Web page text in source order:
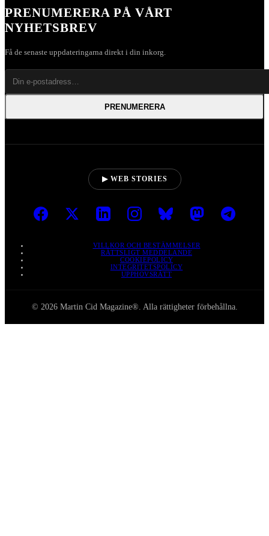
PRENUMERERA PÅ VÅRT
NYHETSBREV
Få de senaste uppdateringarna direkt i din inkorg.
PRENUMERERA
▶ WEB STORIES
VILLKOR OCH BESTÄMMELSER
RÄTTSLIGT MEDDELANDE
COOKIEPOLICY
INTEGRITETSPOLICY
UPPHOVSRÄTT
© 2026 Martin Cid Magazine®. Alla rättigheter förbehållna.